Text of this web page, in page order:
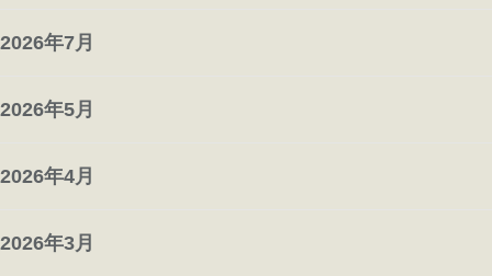
2026年7月
2026年5月
2026年4月
2026年3月